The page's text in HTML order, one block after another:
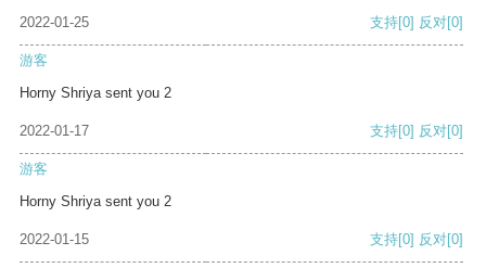
2022-01-25 支持[0] 反对[0]
游客
Horny Shriya sent you 2
2022-01-17 支持[0] 反对[0]
游客
Horny Shriya sent you 2
2022-01-15 支持[0] 反对[0]